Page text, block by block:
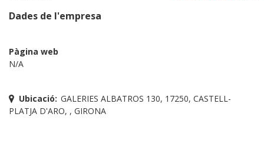
Dades de l'empresa
Pàgina web
N/A
Ubicació: GALERIES ALBATROS 130, 17250, CASTELL-
PLATJA D'ARO, , GIRONA